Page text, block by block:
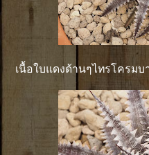
เนื้อใบแดงด้านๆไทรโครมบ